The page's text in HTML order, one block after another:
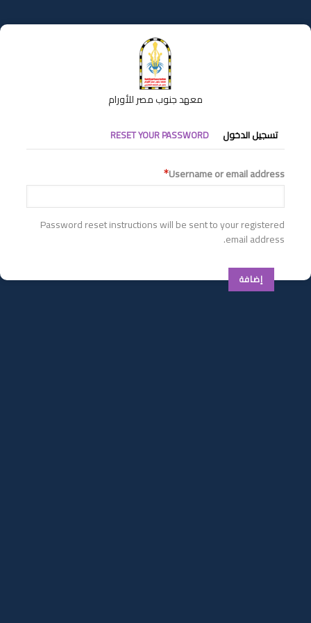
إلى
المحتوى
معهد جنوب مصر للأورام
التبويبات
الأساسية
تسجيل الدخول RESET YOUR PASSWORD
Username or email address
Password reset instructions will be sent to your registered
email address.